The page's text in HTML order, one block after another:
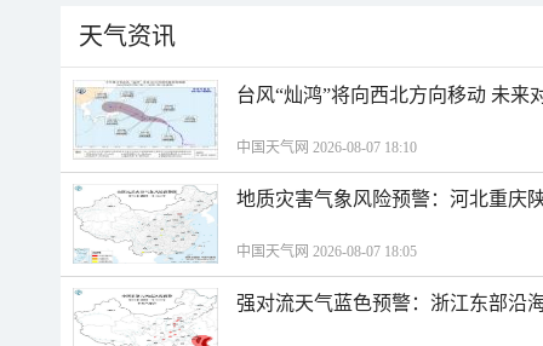
天气资讯
台风“灿鸿”将向西北方向移动 未来
中国天气网 2026-08-07 18:10
地质灾害气象风险预警：河北重庆
中国天气网 2026-08-07 18:05
强对流天气蓝色预警：浙江东部沿